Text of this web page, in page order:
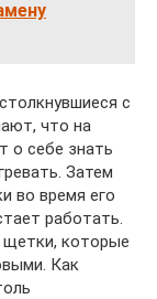
с
что на
о себе знать
Затем
во время его
работать.
щетки, которые
Как